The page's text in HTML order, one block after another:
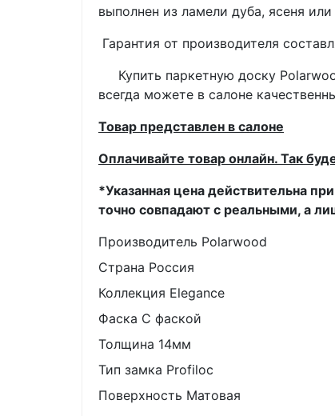
выполнен из ламели дуба, ясеня
Гарантия от производителя
Купить паркетную доску
всегда можете в салоне
Товар представлен в салоне
Оплачивайте товар онлайн. Так
*Указанная цена действительна
точно совпадают с реальными, а
Производитель Polarwood
Страна Россия
Коллекция Elegance
Фаска С фаской
Толщина 14мм
Тип замка Profiloc
Поверхность Матовая